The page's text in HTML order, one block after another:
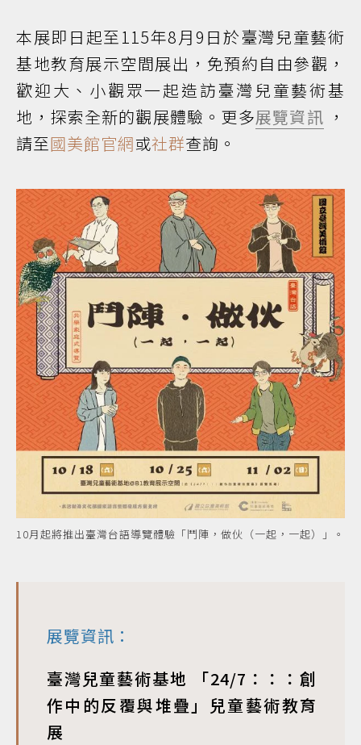
本展即日起至115年8月9日於臺灣兒童藝術
基地教育展示空間展出，免預約自由參觀，
歡迎大、小觀眾一起造訪臺灣兒童藝術基
地，探索全新的觀展體驗。更多展覽資訊 ，
請至國美館官網或社群查詢。
10月起將推出臺灣台語導覽體驗「鬥陣，做伙（一起，一起）」。
展覽資訊：
臺灣兒童藝術基地 「24/7：：：創
作中的反覆與堆疊」兒童藝術教育
展